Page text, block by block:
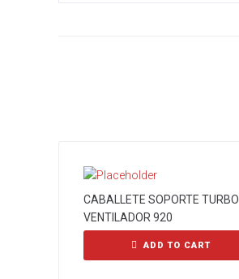
CABALLETE SOPORTE TURBO
VENTILADOR 920
ADD TO CART